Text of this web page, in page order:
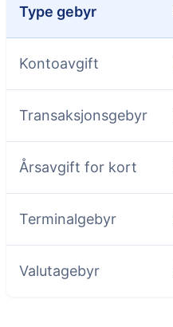
Type gebyr
Kontoavgift
Transaksjonsgebyr
Årsavgift for kort
Terminalgebyr
Valutagebyr